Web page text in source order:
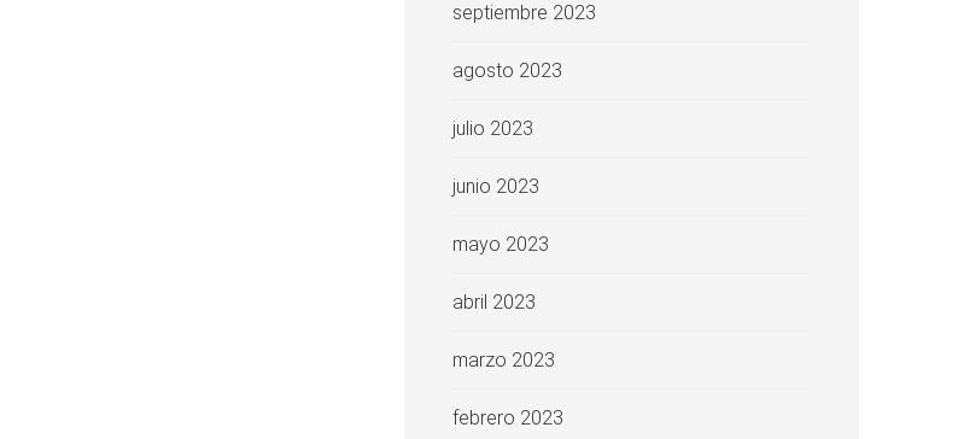
septiembre 2023
agosto 2023
julio 2023
junio 2023
mayo 2023
abril 2023
marzo 2023
febrero 2023